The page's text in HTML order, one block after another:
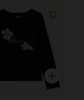
Snel